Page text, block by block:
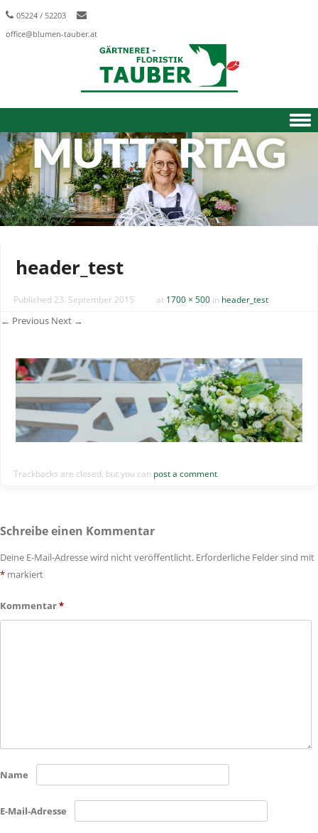
05224 / 52203
office@blumen-tauber.at
Skip to content
header_test
Published 23. September 2015 at 1700 × 500 in header_test
← Previous Next →
Trackbacks are closed, but you can post a comment.
Schreibe einen Kommentar
Deine E-Mail-Adresse wird nicht veröffentlicht. Erforderliche Felder sind mit
* markiert
Kommentar*
Name
E-Mail-Adresse